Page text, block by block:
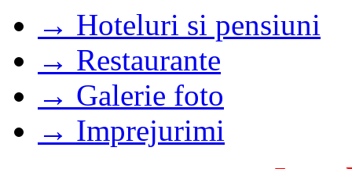
→ Hoteluri si pensiuni
→ Restaurante
→ Galerie foto
→ Imprejurimi